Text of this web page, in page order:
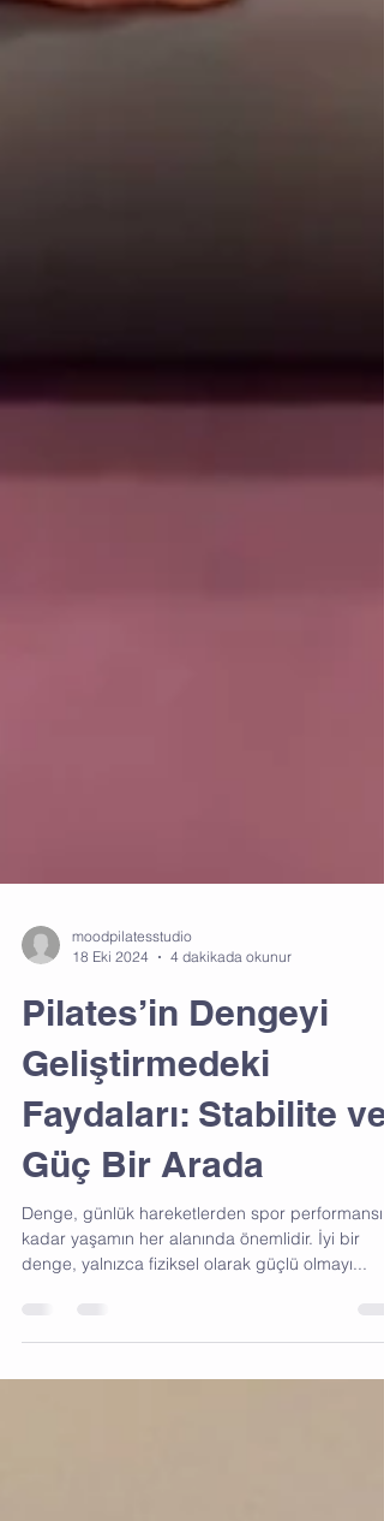
18 Eki 2024
4 dakikada okunur
Pilates’in Dengeyi
Geliştirmedeki
Faydaları: Stabilite ve
Güç Bir Arada
Denge, günlük hareketlerden spor